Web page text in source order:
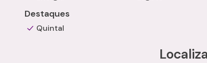
Destaques
Quintal